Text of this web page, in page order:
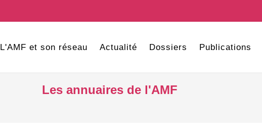
L'AMF et son réseau Actualité Dossiers Publications
Les annuaires de l'AMF